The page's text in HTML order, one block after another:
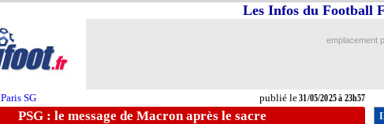
Paris SG publié le31/05/2025 à 23h57
Les Infos du Football
emplacement
PSG : le message de Macron après le sacre